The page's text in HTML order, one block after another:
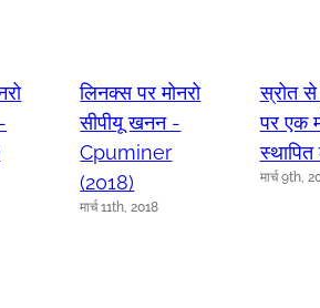
लिनक्स पर मोनरो
सीपीयू खनन -
Cpuminer
(2018)
मार्च 11th, 2018
स्रोत
पर एक
स्थापित
मार्च 9th,